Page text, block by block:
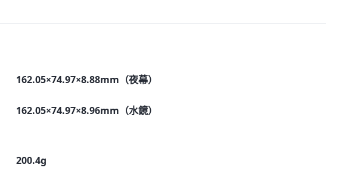
162.05×74.97×8.88mm（夜幕）
162.05×74.97×8.96mm（水鏡）
200.4g